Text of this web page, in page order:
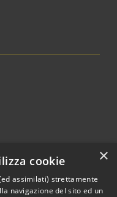
×
cookie
assimilati) strettamente
navigazione del sito ed un